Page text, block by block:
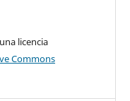
licencia
Commons